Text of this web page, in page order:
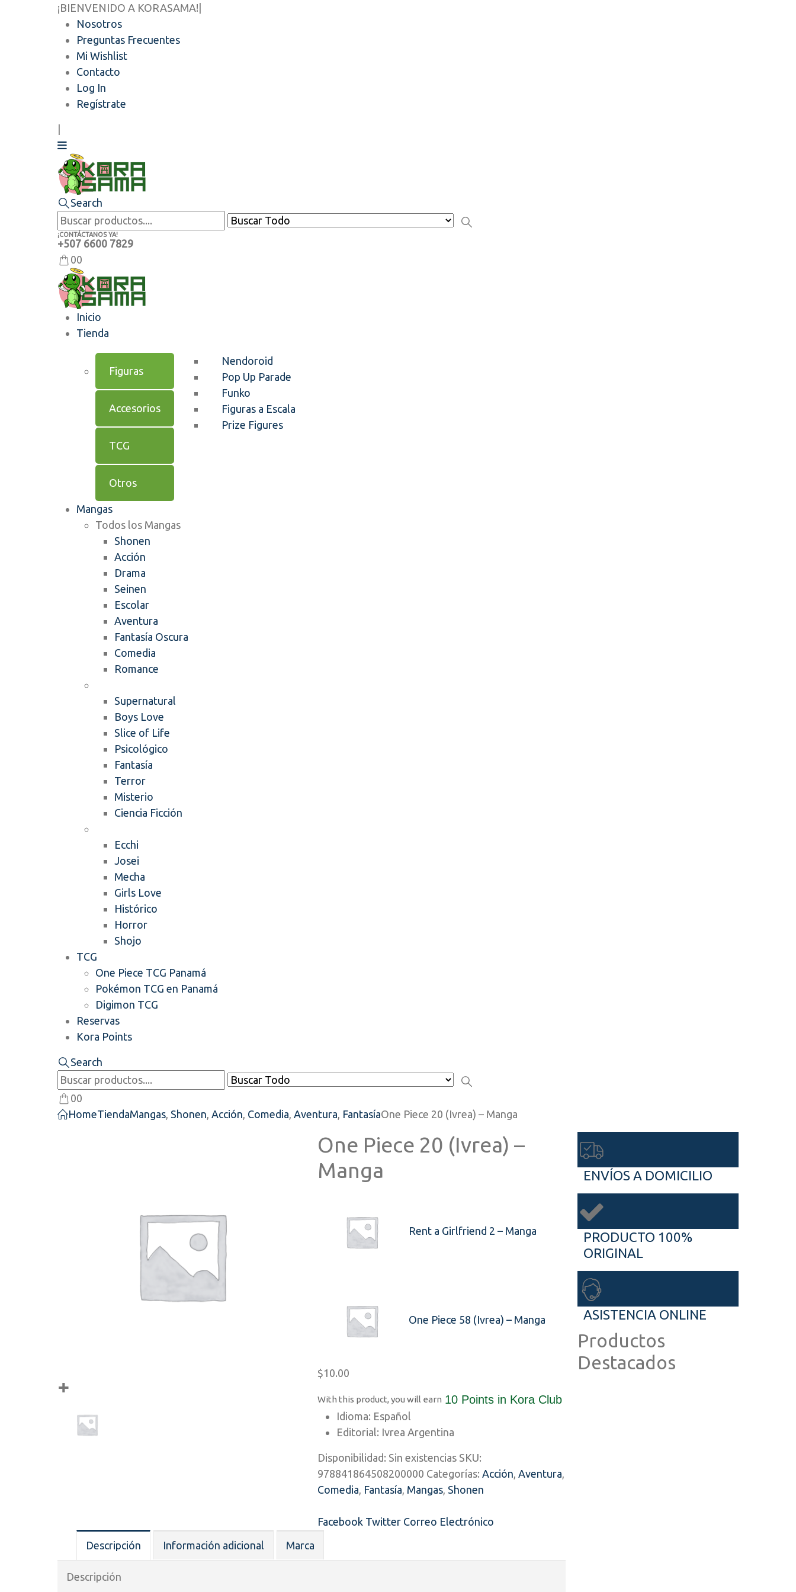
¡BIENVENIDO A KORASAMA!
Nosotros
Preguntas Frecuentes
Mi Wishlist
Contacto
Log In
Regístrate
Search
¡CONTÁCTANOS YA!
+507 6600 7829
00
Inicio
Tienda
Figuras
Accesorios
TCG
Otros
Nendoroid
Pop Up Parade
Funko
Figuras a Escala
Prize Figures
Mangas
Todos los Mangas
Shonen
Acción
Drama
Seinen
Escolar
Aventura
Fantasía Oscura
Comedia
Romance
Supernatural
Boys Love
Slice of Life
Psicológico
Fantasía
Terror
Misterio
Ciencia Ficción
Ecchi
Josei
Mecha
Girls Love
Histórico
Horror
Shojo
TCG
One Piece TCG Panamá
Pokémon TCG en Panamá
Digimon TCG
Reservas
Kora Points
Search
00
HomeTiendaMangas Shonen Acción Comedia Aventura FantasíaOne Piece 20 (Ivrea) – Manga
One Piece 20 (Ivrea) –
Manga
Rent a Girlfriend 2 – Manga
One Piece 58 (Ivrea) – Manga
$10.00
With this product, you will earn 10 Pointsin Kora Club
Idioma: Español
Editorial: Ivrea Argentina
Disponibilidad: Sin existencias SKU:
978841864508200000 Categorías: Acción Aventura
Comedia Fantasía Mangas, Shonen
Facebook Twitter Correo Electrónico
Descripción
Información adicional Marca
Descripción
ENVÍOS A DOMICILIO
PRODUCTO 100%
ORIGINAL
ASISTENCIA ONLINE
Productos
Destacados